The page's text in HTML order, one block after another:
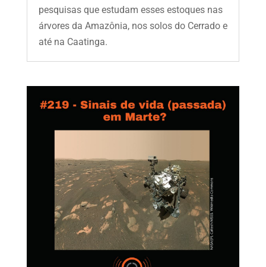
pesquisas que estudam esses estoques nas
árvores da Amazônia, nos solos do Cerrado e
até na Caatinga.